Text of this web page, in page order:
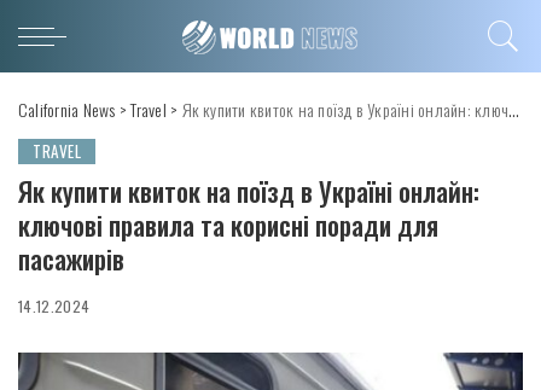
California News >Travel > Як купити квиток на поїзд в Україні онлайн: ключові правила та корисні поради для пасажирів
TRAVEL
Як купити квиток на поїзд в Україні онлайн:
ключові правила та корисні поради для
пасажирів
14.12.2024